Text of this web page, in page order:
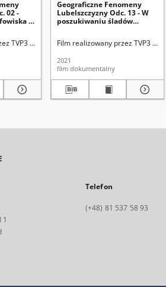
02 -
i
TVP3 Lublin we współpracy z naukowcami
Geograficzne Fenomeny
Lubelszczyzny Odc. 13 - W
poszukiwaniu śladów
Film realizowany przez TVP3
2021
film dokumentalny
Telefon
(+48) 81 537 58 93